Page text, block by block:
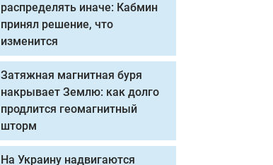
распределять иначе: Кабмин
принял решение, что
изменится
Затяжная магнитная буря
накрывает Землю: как долго
продлится геомагнитный
шторм
На Украину надвигаются